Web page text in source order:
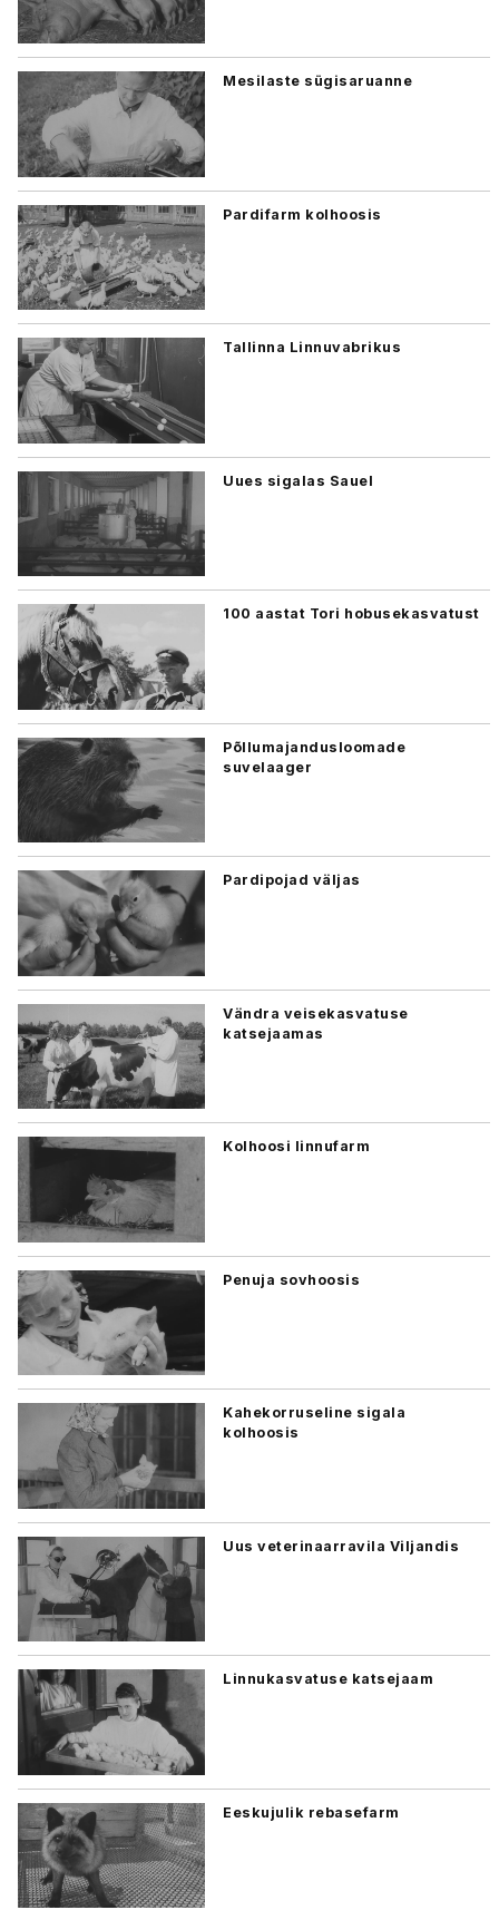
Mesilaste sügisaruanne
Pardifarm kolhoosis
Tallinna Linnuvabrikus
Uues sigalas Sauel
100 aastat Tori hobusekasvatust
Põllumajandusloomade
suvelaager
Pardipojad väljas
Vändra veisekasvatuse
katsejaamas
Kolhoosi linnufarm
Penuja sovhoosis
Kahekorruseline sigala
kolhoosis
Uus veterinaarravila Viljandis
Linnukasvatuse katsejaam
Eeskujulik rebasefarm